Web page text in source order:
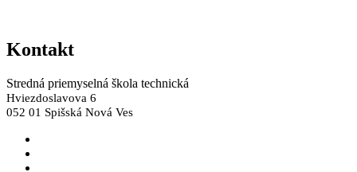
Kontakt
Stredná priemyselná škola technická
Hviezdoslavova 6
052 01 Spišská Nová Ves